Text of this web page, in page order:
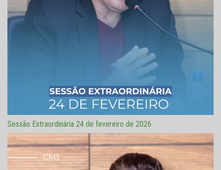
Sessão Extraordinária 24 de fevereiro de 2026